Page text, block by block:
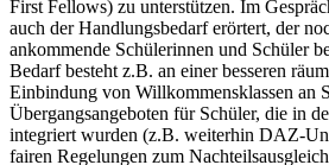
First Fellows) zu unterstützen. Im
auch der Handlungsbedarf erörtert, der
ankommende Schülerinnen und Schüler
Bedarf besteht z.B. an einer besseren
Einbindung von Willkommensklassen an
Übergangsangeboten für Schüler, die in
integriert wurden (z.B. weiterhin DAZ-
fairen Regelungen zum